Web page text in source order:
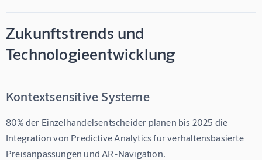
Zukunftstrends und
Technologieentwicklung
Kontextsensitive Systeme
80% der Einzelhandelsentscheider planen bis 2025 die
Integration von Predictive Analytics für verhaltensbasierte
Preisanpassungen und AR-Navigation.